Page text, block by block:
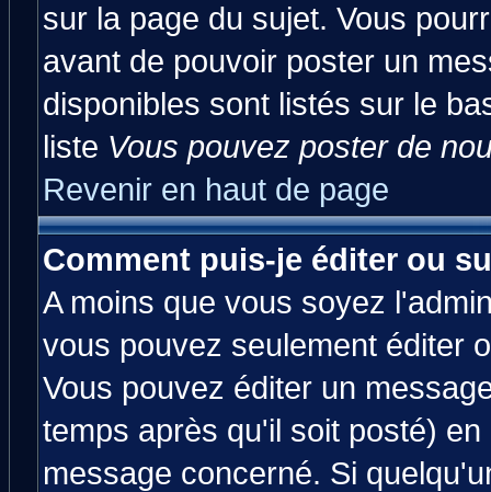
sur la page du sujet. Vous
avant de pouvoir poster un
disponibles sont listés sur le
liste Vous pouvez poster de
Revenir en haut de page
Comment puis-je éditer ou
A moins que vous soyez
vous pouvez seulement éditer
Vous pouvez éditer un
temps après qu'il soit posté)
message concerné. Si